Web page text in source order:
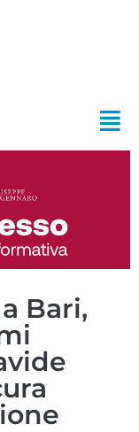
Bari,